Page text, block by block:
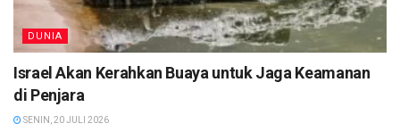
DUNIA
Israel Akan Kerahkan Buaya untuk Jaga Keamanan
di Penjara
SENIN, 20 JULI 2026